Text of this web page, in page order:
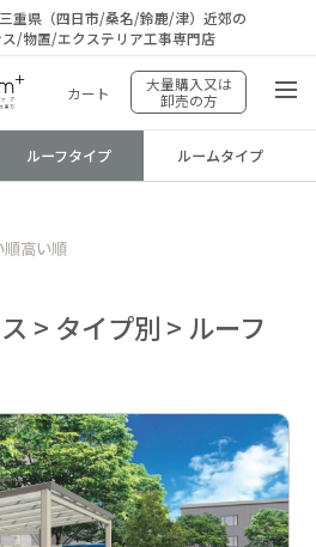
重県（四日市/桑名/鈴鹿/津）近郊の
/物置/エクステリア工事専門店
カート
大量購入又は
卸売の方
ルーフタイプ ルームタイプ
順高い順
> タイプ別 > ルーフ